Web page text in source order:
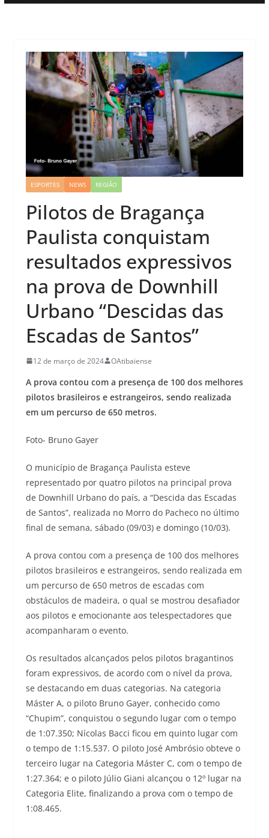
ESPORTES NEWS REGIÃO
Pilotos de Bragança
Paulista conquistam
resultados expressivos
na prova de Downhill
Urbano “Descidas das
Escadas de Santos”
12 de março de 2024 OAtibaiense
A prova contou com a presença de 100 dos melhores
pilotos brasileiros e estrangeiros, sendo realizada
em um percurso de 650 metros.
Foto- Bruno Gayer
O município de Bragança Paulista esteve
representado por quatro pilotos na principal prova
de Downhill Urbano do país, a “Descida das Escadas
de Santos”, realizada no Morro do Pacheco no último
final de semana, sábado (09/03) e domingo (10/03).
A prova contou com a presença de 100 dos melhores
pilotos brasileiros e estrangeiros, sendo realizada em
um percurso de 650 metros de escadas com
obstáculos de madeira, o qual se mostrou desafiador
aos pilotos e emocionante aos telespectadores que
acompanharam o evento.
Os resultados alcançados pelos pilotos bragantinos
foram expressivos, de acordo com o nível da prova,
se destacando em duas categorias. Na categoria
Máster A, o piloto Bruno Gayer, conhecido como
“Chupim”, conquistou o segundo lugar com o tempo
de 1:07.350; Nícolas Bacci ficou em quinto lugar com
o tempo de 1:15.537. O piloto José Ambrósio obteve o
terceiro lugar na Categoria Máster C, com o tempo de
1:27.364; e o piloto Júlio Giani alcançou o 12º lugar na
Categoria Elite, finalizando a prova com o tempo de
1:08.465.